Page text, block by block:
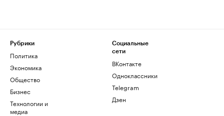
Рубрики
Политика
Экономика
Общество
Бизнес
Технологии и
медиа
Социальные
сети
ВКонтакте
Одноклассники
Telegram
Дзен